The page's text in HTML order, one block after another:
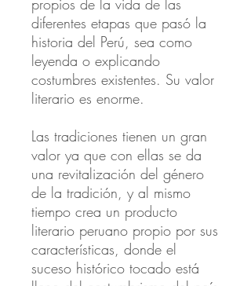
propios de la vida de las
diferentes etapas que pasó la
historia del Perú, sea como
leyenda o explicando
costumbres existentes. Su valor
literario es enorme.
Las tradiciones tienen un gran
valor ya que con ellas se da
una revitalización del género
de la tradición, y al mismo
tiempo crea un producto
literario peruano propio por sus
características, donde el
suceso histórico tocado está